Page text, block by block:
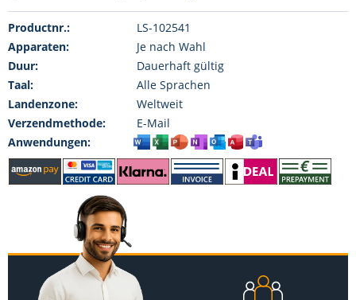
Productnr.:
LS-102541
Apparaten:
Je nach Wahl
Duur:
Dauerhaft gültig
Taal:
Alle Sprachen
Landenzone:
Weltweit
Verzendmethode:
E-Mail
Anwendungen: